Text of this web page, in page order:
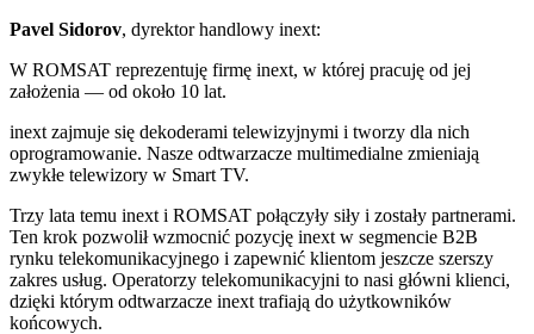
Pavel Sidorov, dyrektor handlowy inext:
W ROMSAT reprezentuję firmę inext, w której pracuję od jej
założenia — od około 10 lat.
inext zajmuje się dekoderami telewizyjnymi i tworzy dla nich
oprogramowanie. Nasze odtwarzacze multimedialne zmieniają
zwykłe telewizory w Smart TV.
Trzy lata temu inext i ROMSAT połączyły siły i zostały partnerami.
Ten krok pozwolił wzmocnić pozycję inext w segmencie B2B
rynku telekomunikacyjnego i zapewnić klientom jeszcze szerszy
zakres usług. Operatorzy telekomunikacyjni to nasi główni klienci,
dzięki którym odtwarzacze inext trafiają do użytkowników
końcowych.